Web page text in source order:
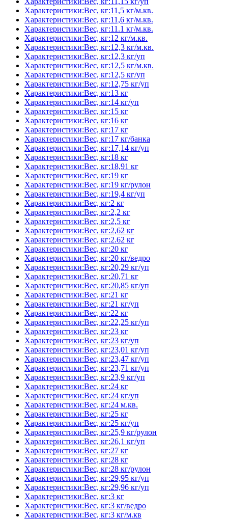
Характеристики:Вес, кг:11,5 кг/м.кв.
Характеристики:Вес, кг:11,6 кг/м.кв.
Характеристики:Вес, кг:11.1 кг/м.кв.
Характеристики:Вес, кг:12 кг/м.кв.
Характеристики:Вес, кг:12,3 кг/м.кв.
Характеристики:Вес, кг:12,3 кг/уп
Характеристики:Вес, кг:12,5 кг/м.кв.
Характеристики:Вес, кг:12,5 кг/уп
Характеристики:Вес, кг:12,75 кг/уп
Характеристики:Вес, кг:13 кг
Характеристики:Вес, кг:14 кг/уп
Характеристики:Вес, кг:15 кг
Характеристики:Вес, кг:16 кг
Характеристики:Вес, кг:17 кг
Характеристики:Вес, кг:17 кг/банка
Характеристики:Вес, кг:17,14 кг/уп
Характеристики:Вес, кг:18 кг
Характеристики:Вес, кг:18,91 кг
Характеристики:Вес, кг:19 кг
Характеристики:Вес, кг:19 кг/рулон
Характеристики:Вес, кг:19,4 кг/уп
Характеристики:Вес, кг:2 кг
Характеристики:Вес, кг:2,2 кг
Характеристики:Вес, кг:2,5 кг
Характеристики:Вес, кг:2,62 кг
Характеристики:Вес, кг:2.62 кг
Характеристики:Вес, кг:20 кг
Характеристики:Вес, кг:20 кг/ведро
Характеристики:Вес, кг:20,29 кг/уп
Характеристики:Вес, кг:20,71 кг
Характеристики:Вес, кг:20,85 кг/уп
Характеристики:Вес, кг:21 кг
Характеристики:Вес, кг:21 кг/уп
Характеристики:Вес, кг:22 кг
Характеристики:Вес, кг:22,25 кг/уп
Характеристики:Вес, кг:23 кг
Характеристики:Вес, кг:23 кг/уп
Характеристики:Вес, кг:23,01 кг/уп
Характеристики:Вес, кг:23,47 кг/уп
Характеристики:Вес, кг:23,71 кг/уп
Характеристики:Вес, кг:23,9 кг/уп
Характеристики:Вес, кг:24 кг
Характеристики:Вес, кг:24 кг/уп
Характеристики:Вес, кг:24 м.кв.
Характеристики:Вес, кг:25 кг
Характеристики:Вес, кг:25 кг/уп
Характеристики:Вес, кг:25,9 кг/рулон
Характеристики:Вес, кг:26,1 кг/уп
Характеристики:Вес, кг:27 кг
Характеристики:Вес, кг:28 кг
Характеристики:Вес, кг:28 кг/рулон
Характеристики:Вес, кг:29,95 кг/уп
Характеристики:Вес, кг:29,96 кг/уп
Характеристики:Вес, кг:3 кг
Характеристики:Вес, кг:3 кг/ведро
Характеристики:Вес, кг:3 кг/м.кв